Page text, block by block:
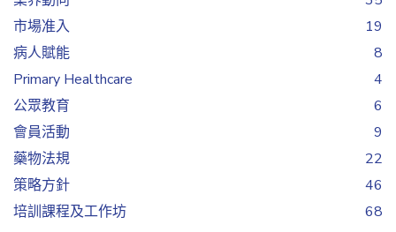
市場准入
19
病人賦能
8
Primary Healthcare
4
公眾教育
6
會員活動
9
藥物法規
22
策略方針
46
培訓課程及工作坊
68